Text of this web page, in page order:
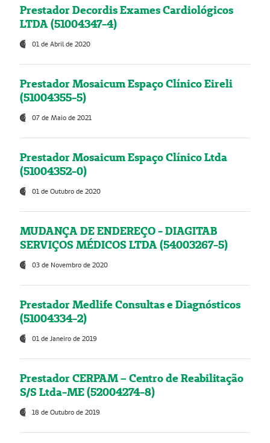
Prestador Decordis Exames Cardiológicos
LTDA (51004347-4)
01 de Abril de 2020
Prestador Mosaicum Espaço Clínico Eireli
(51004355-5)
07 de Maio de 2021
Prestador Mosaicum Espaço Clínico Ltda
(51004352-0)
01 de Outubro de 2020
MUDANÇA DE ENDEREÇO - DIAGITAB
SERVIÇOS MÉDICOS LTDA (54003267-5)
03 de Novembro de 2020
Prestador Medlife Consultas e Diagnósticos
(51004334-2)
01 de Janeiro de 2019
Prestador CERPAM – Centro de Reabilitação
S/S Ltda-ME (52004274-8)
18 de Outubro de 2019